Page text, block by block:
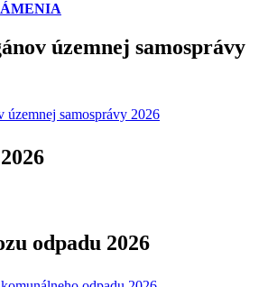
územnej samosprávy
odpadu 2026